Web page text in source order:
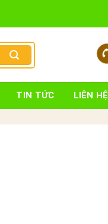
TIN TỨC LIÊN HỆ